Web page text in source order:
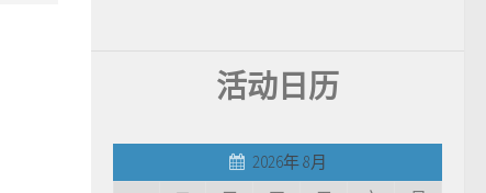
活动日历
2026年 8月